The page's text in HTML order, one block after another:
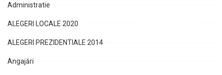
Administratie
ALEGERI LOCALE 2020
ALEGERI PREZIDENTIALE 2014
Angajări